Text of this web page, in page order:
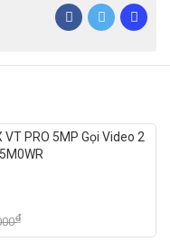
VT PRO 5MP Gọi Video 2
₫